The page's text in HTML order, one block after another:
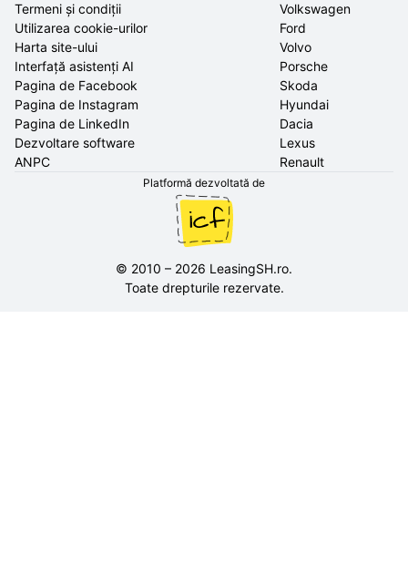
Termeni și condiții
Utilizarea cookie-urilor
Harta site-ului
Interfață asistenți AI
Pagina de Facebook
Pagina de Instagram
Pagina de LinkedIn
Dezvoltare software
ANPC
Volkswagen
Ford
Volvo
Porsche
Skoda
Hyundai
Dacia
Lexus
Renault
Platformă dezvoltată de
© 2010 – 2026 LeasingSH.ro.
Toate drepturile rezervate.